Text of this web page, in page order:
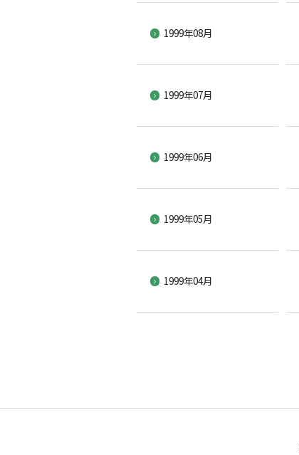
1999年08月
1999年07月
1999年06月
1999年05月
1999年04月